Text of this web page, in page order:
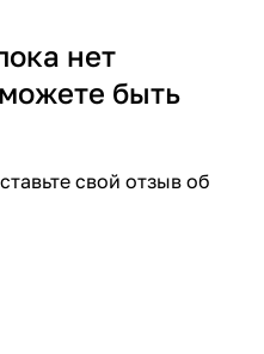
нет
быть
свой отзыв об